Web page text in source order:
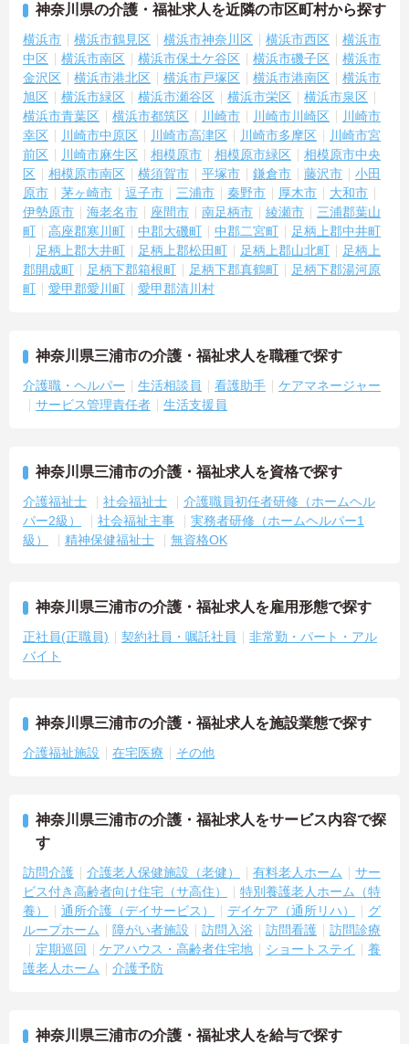
神奈川県の介護・福祉求人を近隣の市区町村から探す
横浜市 横浜市鶴見区 横浜市神奈川区 横浜市西区
横浜市
中区
横浜市南区 横浜市保土ケ谷区 横浜市磯子区
横浜市
金沢区
横浜市港北区 横浜市戸塚区 横浜市港南区
横浜市
旭区
横浜市緑区 横浜市瀬谷区 横浜市栄区
横浜市泉区
横浜市青葉区
横浜市都筑区 川崎市 川崎市川崎区
川崎市
幸区
川崎市中原区 川崎市高津区 川崎市多摩区
川崎市宮
前区
川崎市麻生区 相模原市 相模原市緑区
相模原市中央
区
相模原市南区 横須賀市 平塚市 鎌倉市 藤沢市
小田
原市
茅ヶ崎市 逗子市 三浦市 秦野市 厚木市
大和市
伊勢原市
海老名市 座間市 南足柄市 綾瀬市
三浦郡葉山
町
高座郡寒川町 中郡大磯町 中郡二宮町
足柄上郡中井町
足柄上郡大井町
足柄上郡松田町 足柄上郡山北町
足柄上
郡開成町
足柄下郡箱根町 足柄下郡真鶴町
足柄下郡湯河原
町
愛甲郡愛川町 愛甲郡清川村
神奈川県三浦市の介護・福祉求人を職種で探す
介護職・ヘルパー 生活相談員 看護助手
ケアマネージャー
サービス管理責任者
生活支援員
神奈川県三浦市の介護・福祉求人を資格で探す
介護福祉士 社会福祉士
介護職員初任者研修（ホームヘル
パー2級）
社会福祉主事
実務者研修（ホームヘルパー1
級）
精神保健福祉士 無資格OK
神奈川県三浦市の介護・福祉求人を雇用形態で探す
正社員(正職員) 契約社員・嘱託社員
非常勤・パート・アル
バイト
神奈川県三浦市の介護・福祉求人を施設業態で探す
介護福祉施設 在宅医療 その他
神奈川県三浦市の介護・福祉求人をサービス内容で探
す
訪問介護 介護老人保健施設（老健） 有料老人ホーム
サー
ビス付き高齢者向け住宅（サ高住）
特別養護老人ホーム（特
養）
通所介護（デイサービス） デイケア（通所リハ）
グ
ループホーム
障がい者施設 訪問入浴 訪問看護
訪問診療
定期巡回
ケアハウス・高齢者住宅地 ショートステイ
養
護老人ホーム
介護予防
神奈川県三浦市の介護・福祉求人を給与で探す